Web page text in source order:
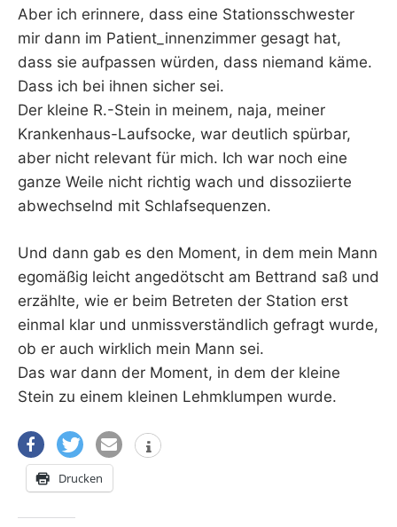
Aber ich erinnere, dass eine Stationsschwester
mir dann im Patient_innenzimmer gesagt hat,
dass sie aufpassen würden, dass niemand käme.
Dass ich bei ihnen sicher sei.
Der kleine R.-Stein in meinem, naja, meiner
Krankenhaus-Laufsocke, war deutlich spürbar,
aber nicht relevant für mich. Ich war noch eine
ganze Weile nicht richtig wach und dissoziierte
abwechselnd mit Schlafsequenzen.
Und dann gab es den Moment, in dem mein Mann
egomäßig leicht angedötscht am Bettrand saß und
erzählte, wie er beim Betreten der Station erst
einmal klar und unmissverständlich gefragt wurde,
ob er auch wirklich mein Mann sei.
Das war dann der Moment, in dem der kleine
Stein zu einem kleinen Lehmklumpen wurde.
Drucken